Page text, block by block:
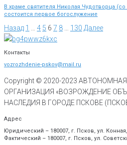
В храме святителя Николая Чудотворца
состоится первое богослужение
Назад 1 4 5 6 7 8 130 Далее
Контакты
vozrozhdenie-pskov@mail.ru
Copyright © 2020-2023
ОРГАНИЗАЦИЯ «ВОЗРОЖДЕНИЕ
НАСЛЕДИЯ В ГОРОДЕ ПСКОВЕ
Адрес
Юридический – 180007, г. Псков, ул.
Фактический – 180007, г. Псков, ул.